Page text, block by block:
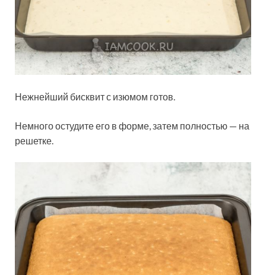
Нежнейший бисквит с изюмом готов.
Немного остудите его в форме, затем полностью — на
решетке.